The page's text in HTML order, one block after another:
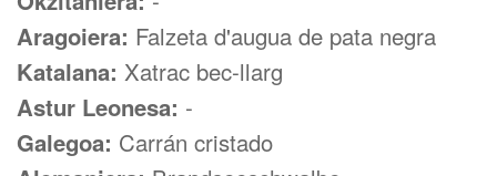
Aragoiera: Falzeta d'augua de pata negra
Katalana: Xatrac bec-llarg
Astur Leonesa: -
Galegoa: Carrán cristado